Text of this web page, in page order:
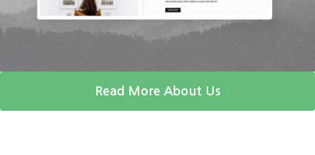
Read More About Us